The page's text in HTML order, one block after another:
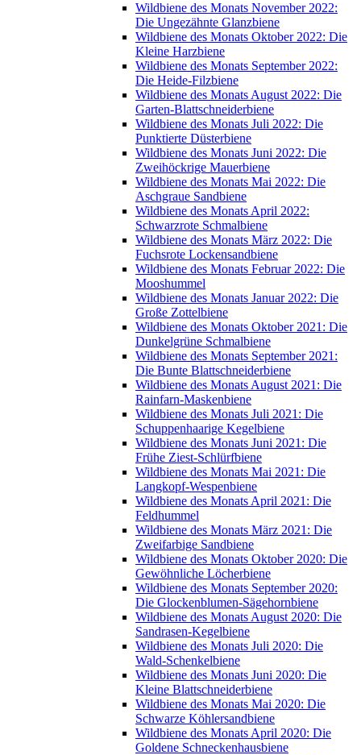
Wildbiene des Monats November 2022:
Die Ungezähnte Glanzbiene
Wildbiene des Monats Oktober 2022: Die
Kleine Harzbiene
Wildbiene des Monats September 2022:
Die Heide-Filzbiene
Wildbiene des Monats August 2022: Die
Garten-Blattschneiderbiene
Wildbiene des Monats Juli 2022: Die
Punktierte Düsterbiene
Wildbiene des Monats Juni 2022: Die
Zweihöckrige Mauerbiene
Wildbiene des Monats Mai 2022: Die
Aschgraue Sandbiene
Wildbiene des Monats April 2022:
Schwarzrote Schmalbiene
Wildbiene des Monats März 2022: Die
Fuchsrote Lockensandbiene
Wildbiene des Monats Februar 2022: Die
Mooshummel
Wildbiene des Monats Januar 2022: Die
Große Zottelbiene
Wildbiene des Monats Oktober 2021: Die
Dunkelgrüne Schmalbiene
Wildbiene des Monats September 2021:
Die Bunte Blattschneiderbiene
Wildbiene des Monats August 2021: Die
Rainfarn-Maskenbiene
Wildbiene des Monats Juli 2021: Die
Schuppenhaarige Kegelbiene
Wildbiene des Monats Juni 2021: Die
Frühe Ziest-Schlürfbiene
Wildbiene des Monats Mai 2021: Die
Langkopf-Wespenbiene
Wildbiene des Monats April 2021: Die
Feldhummel
Wildbiene des Monats März 2021: Die
Zweifarbige Sandbiene
Wildbiene des Monats Oktober 2020: Die
Gewöhnliche Löcherbiene
Wildbiene des Monats September 2020:
Die Glockenblumen-Sägehornbiene
Wildbiene des Monats August 2020: Die
Sandrasen-Kegelbiene
Wildbiene des Monats Juli 2020: Die
Wald-Schenkelbiene
Wildbiene des Monats Juni 2020: Die
Kleine Blattschneiderbiene
Wildbiene des Monats Mai 2020: Die
Schwarze Köhlersandbiene
Wildbiene des Monats April 2020: Die
Goldene Schneckenhausbiene